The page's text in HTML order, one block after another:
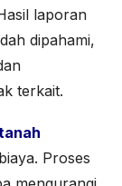
laporan
dipahami,
terkait.
Proses